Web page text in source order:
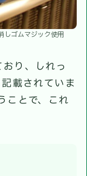
ゴムマジック使用
り、しれっ
記載されていま
ことで、これ